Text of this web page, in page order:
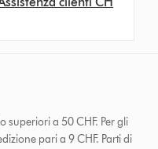
a 50 CHF. Per gli
pari a 9 CHF. Parti di